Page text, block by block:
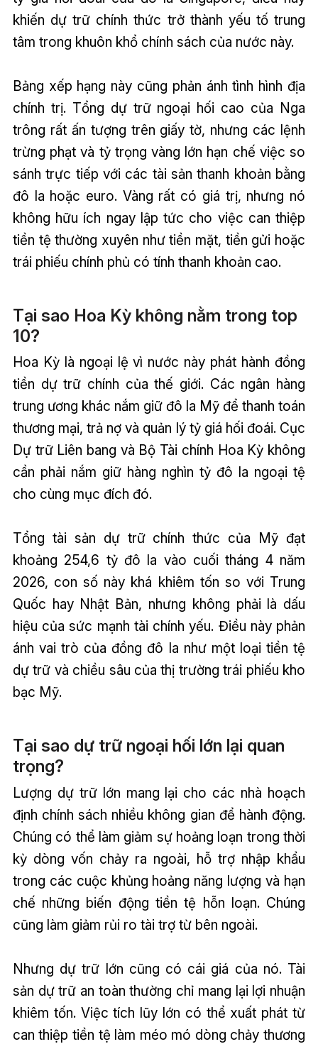
khiến dự trữ chính thức trở thành yếu tố trung
tâm trong khuôn khổ chính sách của nước này.
Bảng xếp hạng này cũng phản ánh tình hình địa
chính trị. Tổng dự trữ ngoại hối cao của Nga
trông rất ấn tượng trên giấy tờ, nhưng các lệnh
trừng phạt và tỷ trọng vàng lớn hạn chế việc so
sánh trực tiếp với các tài sản thanh khoản bằng
đô la hoặc euro. Vàng rất có giá trị, nhưng nó
không hữu ích ngay lập tức cho việc can thiệp
tiền tệ thường xuyên như tiền mặt, tiền gửi hoặc
trái phiếu chính phủ có tính thanh khoản cao.
Tại sao Hoa Kỳ không nằm trong top
10?
Hoa Kỳ là ngoại lệ vì nước này phát hành đồng
tiền dự trữ chính của thế giới. Các ngân hàng
trung ương khác nắm giữ đô la Mỹ để thanh toán
thương mại, trả nợ và quản lý tỷ giá hối đoái. Cục
Dự trữ Liên bang và Bộ Tài chính Hoa Kỳ không
cần phải nắm giữ hàng nghìn tỷ đô la ngoại tệ
cho cùng mục đích đó.
Tổng tài sản dự trữ chính thức của Mỹ đạt
khoảng 254,6 tỷ đô la vào cuối tháng 4 năm
2026, con số này khá khiêm tốn so với Trung
Quốc hay Nhật Bản, nhưng không phải là dấu
hiệu của sức mạnh tài chính yếu. Điều này phản
ánh vai trò của đồng đô la như một loại tiền tệ
dự trữ và chiều sâu của thị trường trái phiếu kho
bạc Mỹ.
Tại sao dự trữ ngoại hối lớn lại quan
trọng?
Lượng dự trữ lớn mang lại cho các nhà hoạch
định chính sách nhiều không gian để hành động.
Chúng có thể làm giảm sự hoảng loạn trong thời
kỳ dòng vốn chảy ra ngoài, hỗ trợ nhập khẩu
trong các cuộc khủng hoảng năng lượng và hạn
chế những biến động tiền tệ hỗn loạn. Chúng
cũng làm giảm rủi ro tài trợ từ bên ngoài.
Nhưng dự trữ lớn cũng có cái giá của nó. Tài
sản dự trữ an toàn thường chỉ mang lại lợi nhuận
khiêm tốn. Việc tích lũy lớn có thể xuất phát từ
can thiệp tiền tệ làm méo mó dòng chảy thương